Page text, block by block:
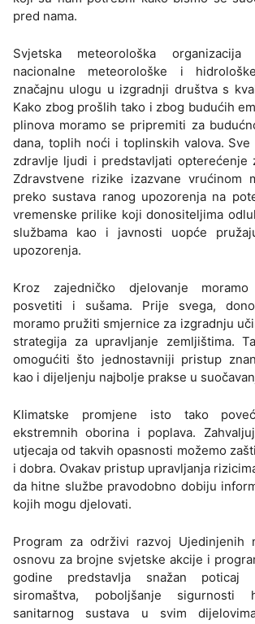
pred nama.
Svjetska meteorološka
nacionalne meteorološke i
značajnu ulogu u izgradnji društva s
Kako zbog prošlih tako i zbog budućih
plinova moramo se pripremiti za
dana, toplih noći i toplinskih valova.
zdravlje ljudi i predstavljati opterećenje
Zdravstvene rizike izazvane vrućinom
preko sustava ranog upozorenja na
vremenske prilike koji donositeljima
službama kao i javnosti uopće
upozorenja.
Kroz zajedničko djelovanje
posvetiti i sušama. Prije svega,
moramo pružiti smjernice za izgradnju
strategija za upravljanje zemljištima.
omogućiti što jednostavniji pristup
kao i dijeljenju najbolje prakse u
Klimatske promjene isto tako
ekstremnih oborina i poplava.
utjecaja od takvih opasnosti možemo
i dobra. Ovakav pristup upravljanja
da hitne službe pravodobno dobiju
kojih mogu djelovati.
Program za održivi razvoj Ujedinjenih
osnovu za brojne svjetske akcije i
godine predstavlja snažan poticaj
siromaštva, poboljšanje
sanitarnog sustava u svim